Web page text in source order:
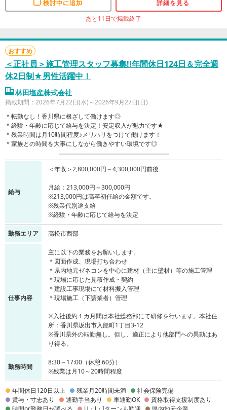
検討中に追加
詳細を見る
あと11日で掲載終了
おすすめ
＜正社員＞施工管理スタッフ募集!!年間休日124日＆完全週
休2日制★男性活躍中！
林田塩産株式会社
掲載期間：2026年7月22日(水)～2026年9月27日(日)
＊転勤なし！香川県に根ざして働けます◎
＊経験・年齢に応じて給与を決定！安定収入が魅力です★
＊残業時間は月10時間程度♪メリハリをつけて働けます！
＊家族との時間を大事にしながら働きやすい環境です◎
給与
＜年収＞2,800,000円～4,300,000円前後
月給：213,000円～300,000円
※213,000円は高卒初任給の金額です。
※残業代別途支給
※経験・年齢に応じて給与を決定
勤務エリア 高松市西部
仕事内容
主に以下の業務をお願いします。
＊図面作成、現場打ち合わせ
＊県内地元ゼネコンを中心に建材（主に壁材）等の施工管理
＊現場に応じた見積作成・契約
＊建設工事現場にて材料搬入管理
＊現場施工（下請業者）管理
※入社後約１カ月間は本社総務部にて研修を行います。本社住
所：香川県坂出市入船町1丁目3-12
※香川県外の転勤無し。但し、適正により他部門への異動はあ
り得る。
勤務時間
8:30～17:00（休憩 60分）
※残業は月10～20時間程度
年間休日120日以上 残業月20時間未満
社会保険完備
賞与・寸志あり
通勤手当あり 車通勤OK
資格取得支援制度あり